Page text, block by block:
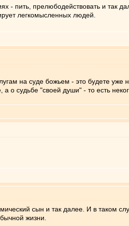
- пить, прелюбодействовать и так
легкомысленных людей.
на суде божьем - это будете уже
о судьбе "своей души" - то есть
сын и так далее. И в таком
жизни.